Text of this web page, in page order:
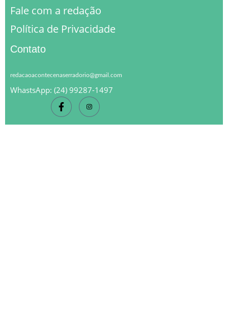
Fale com a redação
Política de Privacidade
Contato
redacaoacontecenaserradorio@gmail.com
WhastsApp: (24) 99287-1497